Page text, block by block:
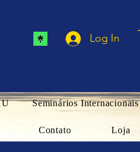
Log In
Seminários Internacionais
Contato Loja